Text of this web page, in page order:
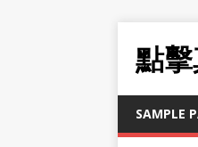
點
SAMPLE